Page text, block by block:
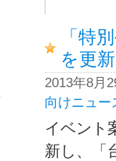
「特
を更
2013年8月
向けニュー
イベント
新し、「